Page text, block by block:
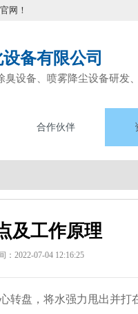
网！
备有限公司
设备、喷雾降尘设备研发
合作伙伴
及工作原理
：2022-07-04 12:16:25
转盘，将水强力甩出并打